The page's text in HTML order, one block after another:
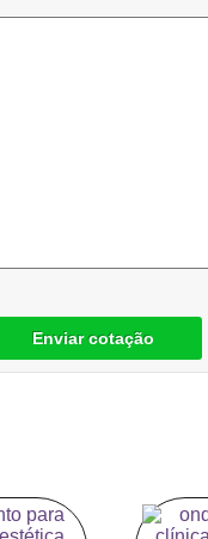
Enviar cotação